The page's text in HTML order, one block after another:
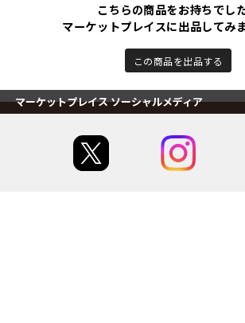
こちらの商品をお持ちでし
マーケットプレイスに出品してみ
この商品を出品する
マーケットプレイス ソーシャルメディア